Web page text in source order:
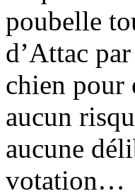
poubelle
d’Attac
chien pour
aucun
aucune
votation…